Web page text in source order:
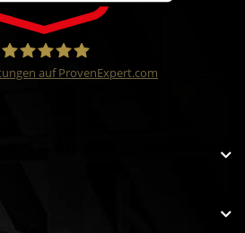
auf ProvenExpert.com